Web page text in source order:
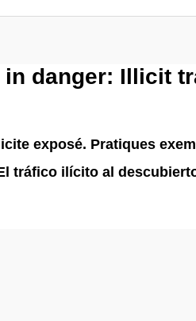
danger: Illicit
exposé. Pratiques
tráfico ilícito al